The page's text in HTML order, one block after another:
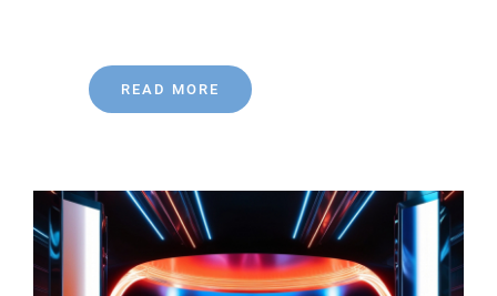
READ MORE